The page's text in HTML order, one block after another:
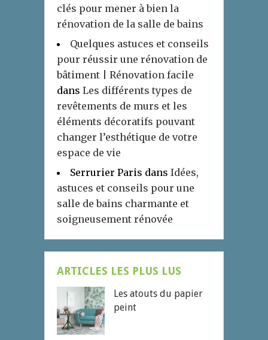
clés pour mener à bien la
rénovation de la salle de bains
Quelques astuces et conseils
pour réussir une rénovation de
bâtiment | Rénovation facile
dans Les différents types de
revêtements de murs et les
éléments décoratifs pouvant
changer l’esthétique de votre
espace de vie
Serrurier Paris dans Idées,
astuces et conseils pour une
salle de bains charmante et
soigneusement rénovée
ARTICLES LES PLUS LUS
Les atouts du papier
peint